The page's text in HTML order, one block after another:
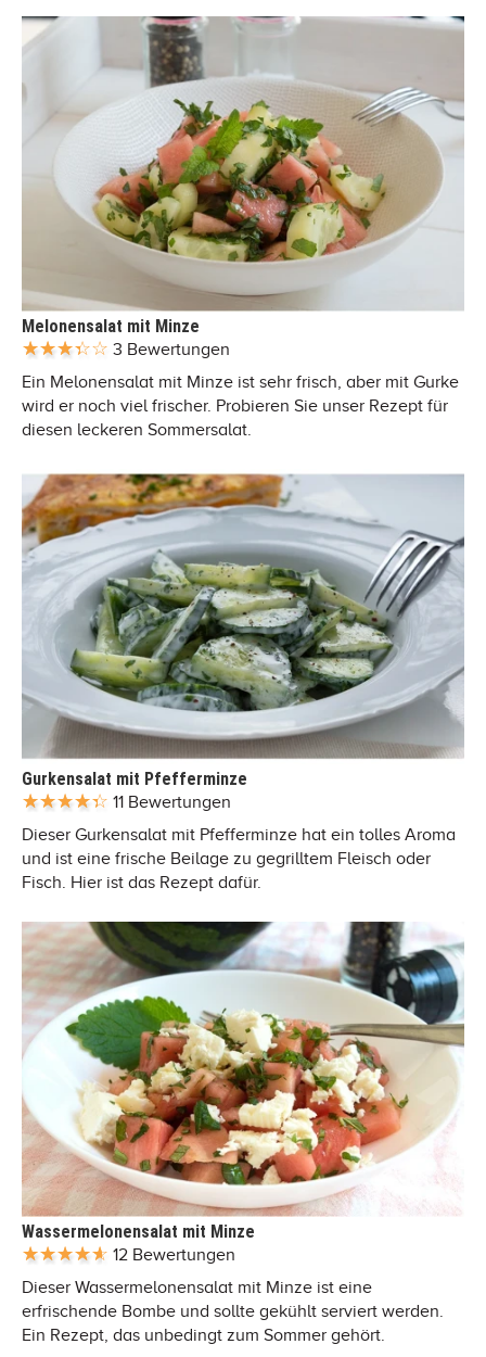
Melonensalat mit Minze
3 Bewertungen
Ein Melonensalat mit Minze ist sehr frisch, aber mit Gurke
wird er noch viel frischer. Probieren Sie unser Rezept für
diesen leckeren Sommersalat.
Gurkensalat mit Pfefferminze
11 Bewertungen
Dieser Gurkensalat mit Pfefferminze hat ein tolles Aroma
und ist eine frische Beilage zu gegrilltem Fleisch oder
Fisch. Hier ist das Rezept dafür.
Wassermelonensalat mit Minze
12 Bewertungen
Dieser Wassermelonensalat mit Minze ist eine
erfrischende Bombe und sollte gekühlt serviert werden.
Ein Rezept, das unbedingt zum Sommer gehört.